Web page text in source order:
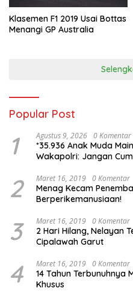
Klasemen F1 2019 Usai Bottas
Menangi GP Australia
Popular Post
1 Agustus 9, 2026 0 Komentar
*35.936 Anak Muda
Wakapolri: Jangan
2 Maret 16, 2019 0 Komentar
Menag Kecam
Berperikemanusiaan!
3 Maret 16, 2019 0 Komentar
2 Hari Hilang, Nelayan
Cipalawah Garut
4 Maret 16, 2019 0 Komentar
14 Tahun Terbunuhnya
Khusus